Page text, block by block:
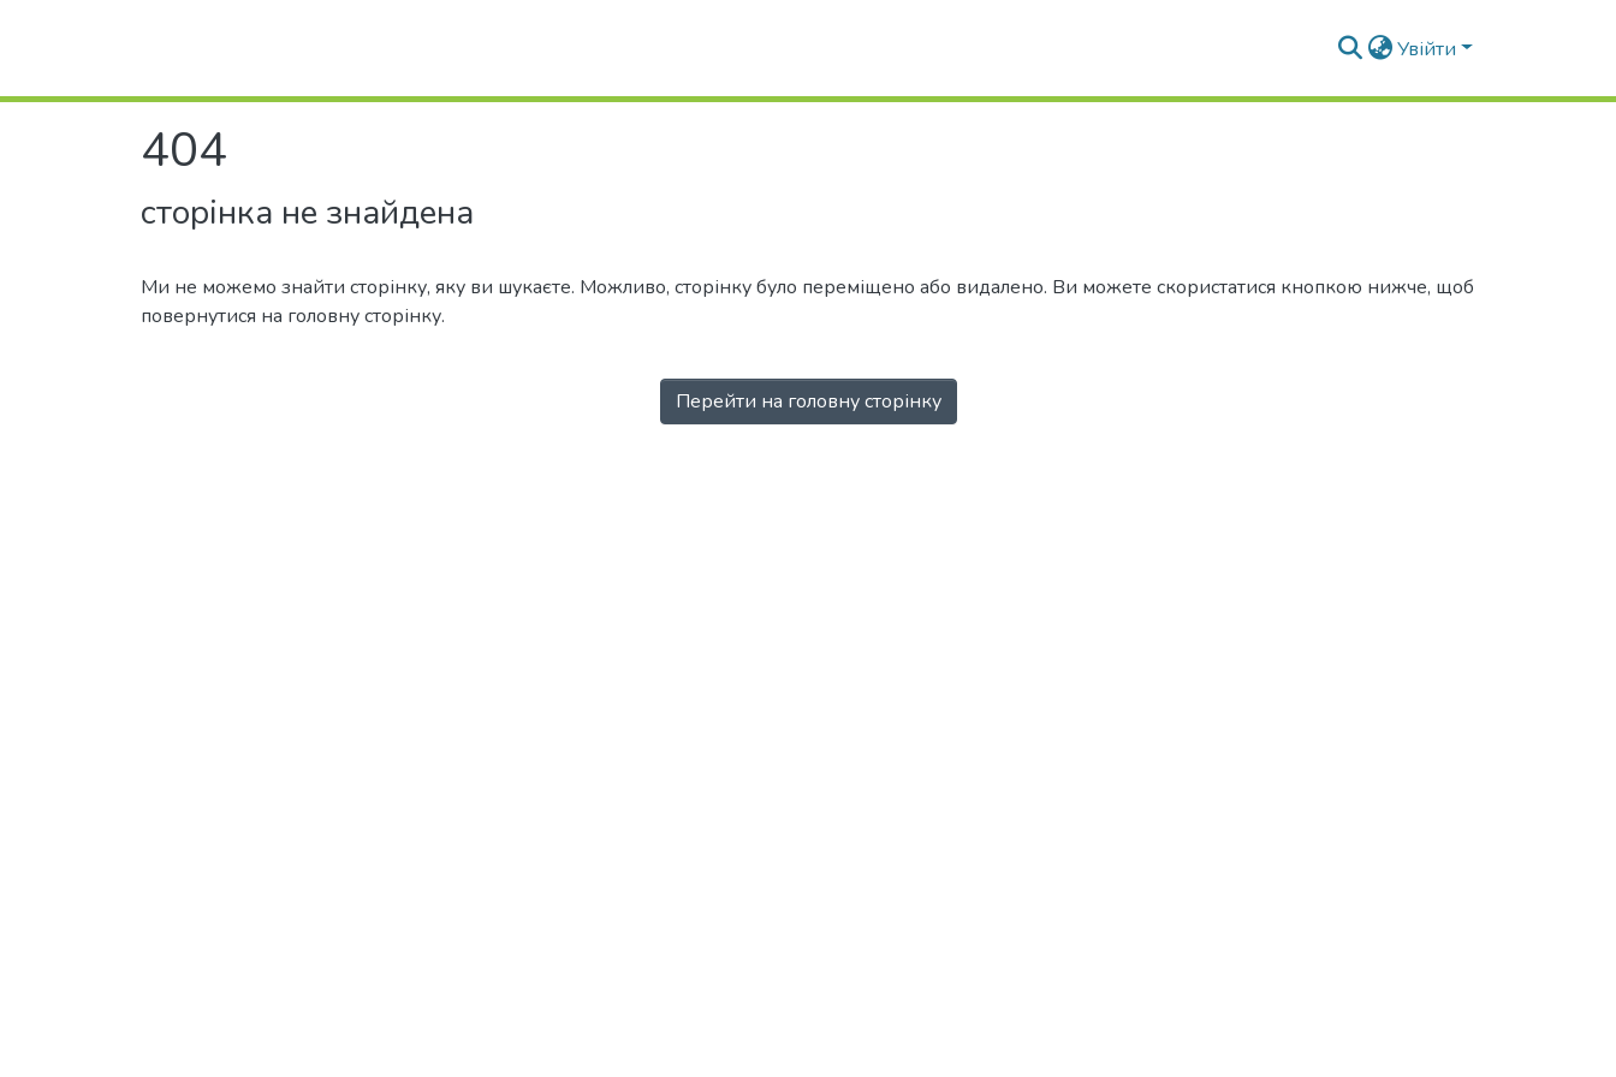
Увійти
404
сторінка не знайдена
Ми не можемо знайти сторінку, яку ви шукаєте. Можливо, сторінку було переміщено або видалено. Ви можете скористатися кнопкою нижче, щоб
повернутися на головну сторінку.
Перейти на головну сторінку